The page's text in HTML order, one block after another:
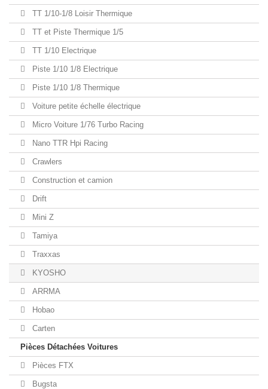
TT 1/10-1/8 Loisir Thermique
TT et Piste Thermique 1/5
TT 1/10 Electrique
Piste 1/10 1/8 Electrique
Piste 1/10 1/8 Thermique
Voiture petite échelle électrique
Micro Voiture 1/76 Turbo Racing
Nano TTR Hpi Racing
Crawlers
Construction et camion
Drift
Mini Z
Tamiya
Traxxas
KYOSHO
ARRMA
Hobao
Carten
Pièces Détachées Voitures
Pièces FTX
Bugsta